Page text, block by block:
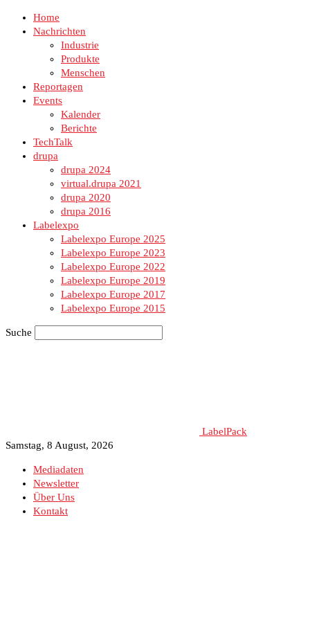
Home
Nachrichten
Industrie
Produkte
Menschen
Reportagen
Events
Kalender
Berichte
TechTalk
drupa
drupa 2024
virtual.drupa 2021
drupa 2020
drupa 2016
Labelexpo
Labelexpo Europe 2025
Labelexpo Europe 2023
Labelexpo Europe 2022
Labelexpo Europe 2019
Labelexpo Europe 2017
Labelexpo Europe 2015
Suche
LabelPack
Samstag, 8 August, 2026
Mediadaten
Newsletter
Über Uns
Kontakt